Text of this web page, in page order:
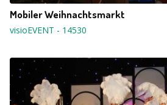
Mobiler Weihnachtsmarkt
visioEVENT - 14530